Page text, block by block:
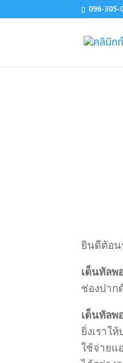
096-305-
ยินดีต้อน
เด็นทัลพ
ช่องปาก
เด็นทัลพ
ยิ่งเราใ
ใช้จ่ายแ